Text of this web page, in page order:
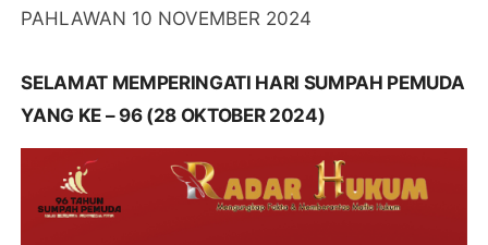
PAHLAWAN 10 NOVEMBER 2024
SELAMAT MEMPERINGATI HARI SUMPAH PEMUDA
YANG KE – 96 (28 OKTOBER 2024)